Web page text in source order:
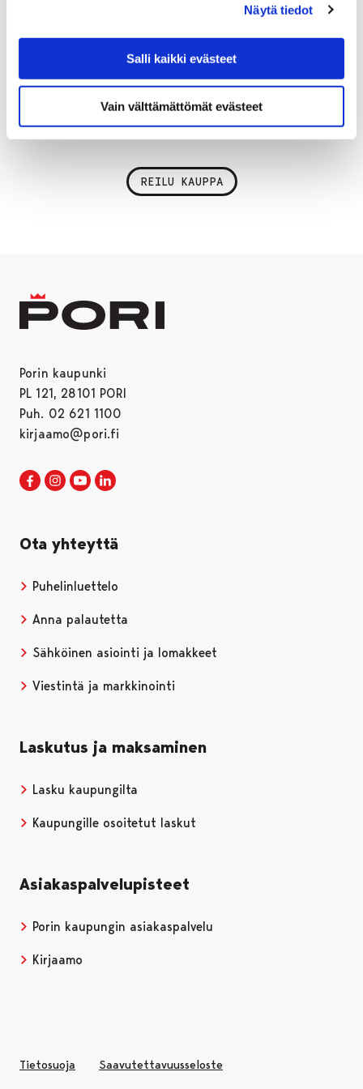
Näytä tiedot
Salli kaikki evästeet
Vain välttämättömät evästeet
kaupan lisää. Viljelijöille tarjotaan koulutusta itse
Reilun kaupan sertifikaatti on vahvasti myös
tiukkoja ympäristö- ja ihmisoikeuskriteereitä.
REILU KAUPPA
Porin kaupunki
PL 121, 28101 PORI
Puh. 02 621 1100
kirjaamo@pori.fi
Porin kaupunki Facebookissa
Avautuu uudessa välilehdessä
Porin kaupunki Instagramissa
Avautuu uudessa välilehdessä
Porin kaupunki Youtubessa
Avautuu uudessa välilehdessä
Ota yhteyttä
Puhelinluettelo
Anna palautetta
Sähköinen asiointi ja lomakkeet
Viestintä ja markkinointi
Laskutus ja maksaminen
Lasku kaupungilta
Kaupungille osoitetut laskut
Asiakaspalvelupisteet
Porin kaupungin asiakaspalvelu
Kirjaamo
Tietosuoja Saavutettavuusseloste